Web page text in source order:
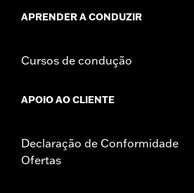
APRENDER A CONDUZIR
Cursos de condução
APOIO AO CLIENTE
Declaração de Conformidade
Ofertas